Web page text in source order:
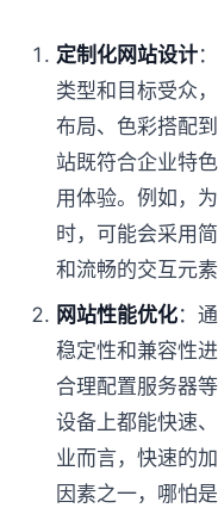
定制化网站设计
类型和目标受众
布局、色彩搭配
站既符合企业特
用体验。例如，
时，可能会采用
和流畅的交互元
网站性能优化：
稳定性和兼容性
合理配置服务器
设备上都能快速
业而言，快速的
因素之一，哪怕